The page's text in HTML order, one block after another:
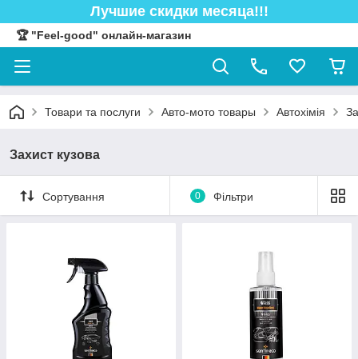
Лучшие скидки месяца!!!
🏆 "Feel-good" онлайн-магазин
Товари та послуги Авто-мото товары Автохімія
Захист кузова
Сортування 0 Фільтри